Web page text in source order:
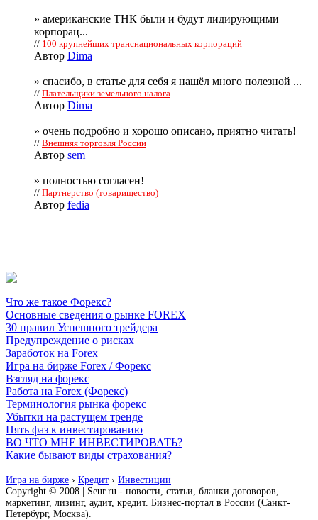
» американские ТНК были и будут лидирующими
корпорац...
// 100 крупнейших транснациональных корпораций
Автор Dima
» спасибо, в статье для себя я нашёл много полезной ...
// Плательщики земельного налога
Автор Dima
» очень подробно и хорошо описано, приятно читать!
// Внешняя торговля России
Автор sem
» полностью согласен!
// Партнерство (товарищество)
Автор fedia
Что же такое Форекс?
Основные сведения о рынке FOREX
30 правил Успешного трейдера
Предупреждение о рисках
Заработок на Forex
Игра на бирже Forex / Форекс
Взгляд на форекс
Работа на Forex (Форекс)
Терминология рынка форекс
Убытки на растущем тренде
Пять фаз к инвестированию
ВО ЧТО МНЕ ИНВЕСТИРОВАТЬ?
Какие бывают виды страхования?
Игра на бирже › Кредит › Инвестиции
Copyright © 2008 | Seur.ru - новости, статьи, бланки договоров,
маркетинг, лизинг, аудит, кредит. Бизнес-портал в России (Санкт-
Петербург, Москва).